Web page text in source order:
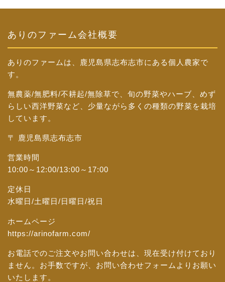
ありのファーム会社概要
ありのファームは、鹿児島県志布志市にある個人農家で
す。
無農薬/無肥料/不耕起/無除草で、旬の野菜やハーブ、めず
らしい西洋野菜など、少量ながら多くの種類の野菜を栽培
しています。
〒 鹿児島県志布志市
営業時間
10:00～12:00/13:00～17:00
定休日
水曜日/土曜日/日曜日/祝日
ホームページ
https://arinofarm.com/
お電話でのご注文やお問い合わせは、現在受け付けており
ません。お手数ですが、 お問い合わせフォーム よりお願い
いたします。